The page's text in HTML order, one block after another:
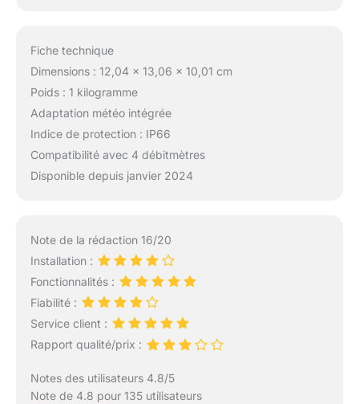
automatiquement
conditions locales,
des purges selon vos
réglages
Fiche technique
Dimensions : 12,04 x 13,06 x 10,01 cm
Poids : 1 kilogramme
Adaptation météo intégrée
Indice de protection : IP66
Compatibilité avec 4 débitmètres
Disponible depuis janvier 2024
Note de la rédaction 16/20
Installation :
Fonctionnalités :
Fiabilité :
Service client :
Rapport qualité/prix :
Notes des utilisateurs 4.8/5
Note de 4.8 pour 135 utilisateurs